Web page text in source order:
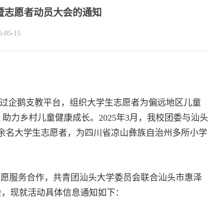
愿者动员大会的通知
05-15
企鹅支教平台，组织大学生志愿者为偏远地区儿童
力乡村儿童健康成长。2025年3月，我校团委与汕头
名大学生志愿者，为四川省凉山彝族自治州多所小学
服务合作，共青团汕头大学委员会联合汕头市惠泽
现就活动具体信息通知如下：